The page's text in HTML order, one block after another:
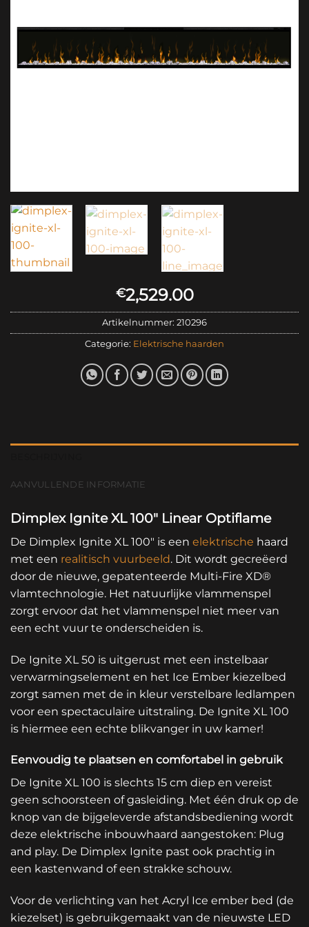
€2,529.00
Artikelnummer: 210296
Categorie: Elektrische haarden
AANVULLENDE INFORMATIE
Dimplex Ignite XL 100″ Linear Optiflame
De Dimplex Ignite XL 100″ is een elektrische haard
met een realitisch vuurbeeld. Dit wordt gecreëerd
door de nieuwe, gepatenteerde Multi-Fire XD®
vlamtechnologie. Het natuurlijke vlammenspel
zorgt ervoor dat het vlammenspel niet meer van
een echt vuur te onderscheiden is.
De Ignite XL 50 is uitgerust met een instelbaar
verwarmingselement en het Ice Ember kiezelbed
zorgt samen met de in kleur verstelbare ledlampen
voor een spectaculaire uitstraling. De Ignite XL 100
is hiermee een echte blikvanger in uw kamer!
Eenvoudig te plaatsen en comfortabel in gebruik
De Ignite XL 100 is slechts 15 cm diep en vereist
geen schoorsteen of gasleiding. Met één druk op de
knop van de bijgeleverde afstandsbediening wordt
deze elektrische inbouwhaard aangestoken: Plug
and play. De Dimplex Ignite past ook prachtig in
een kastenwand of een strakke schouw.
Voor de verlichting van het Acryl Ice ember bed (de
kiezelset) is gebruikgemaakt van de nieuwste LED